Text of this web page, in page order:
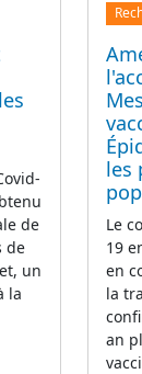
de
de
un
la
les
Le
19
en
la
an